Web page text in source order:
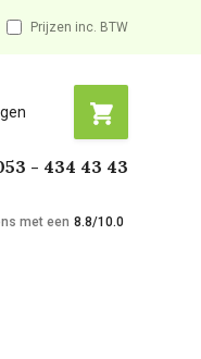
Prijzen inc. BTW
- 434 43 43
met een 8.8/10.0